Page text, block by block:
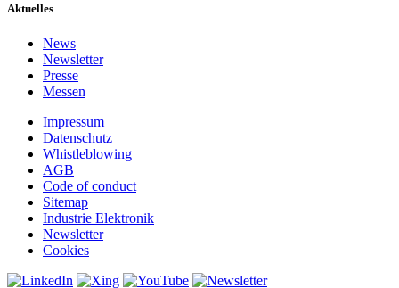
Aktuelles
News
Newsletter
Presse
Messen
Impressum
Datenschutz
Whistleblowing
AGB
Code of conduct
Sitemap
Industrie Elektronik
Newsletter
Cookies